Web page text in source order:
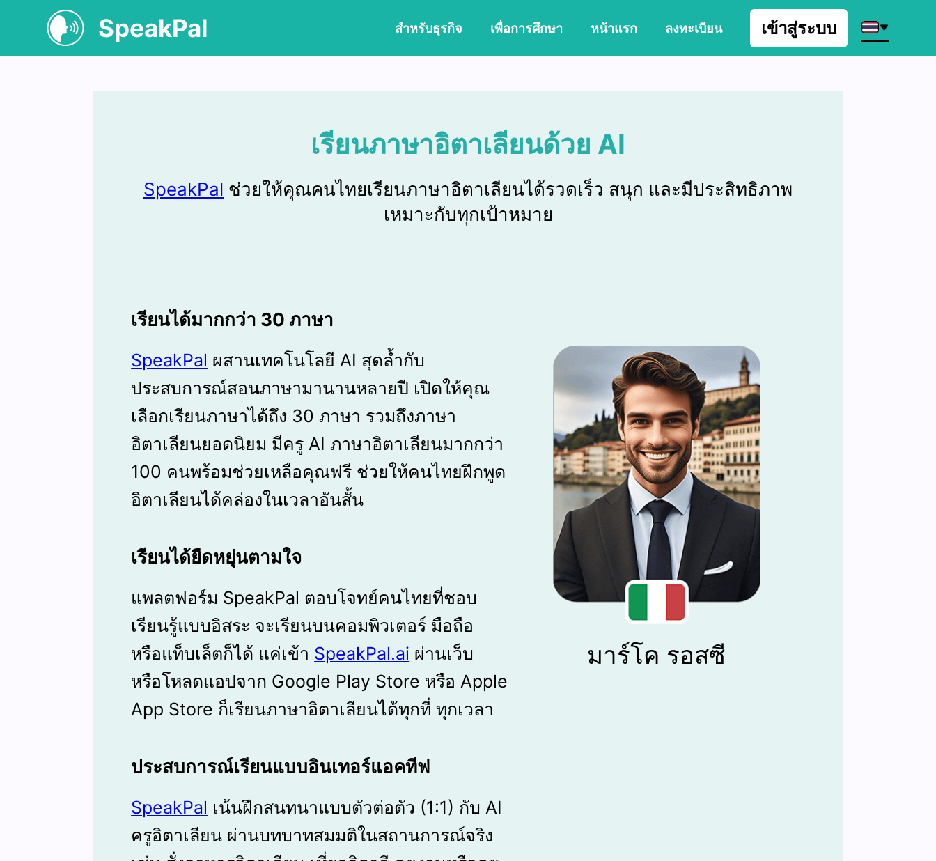
SpeakPal สำหรับธุรกิจ เพื่อการศึกษา หน้าแรก ลงทะเบียน เข้าสู่ระบบ
เรียนภาษาอิตาเลียนด้วย AI
SpeakPal ช่วยให้คุณคนไทยเรียนภาษาอิตาเลียนได้รวดเร็ว สนุก และมีประสิทธิภาพ
เหมาะกับทุกเป้าหมาย
เรียนได้มากกว่า 30 ภาษา
SpeakPal ผสานเทคโนโลยี AI สุดล้ำกับ
ประสบการณ์สอนภาษามานานหลายปี เปิดให้คุณ
เลือกเรียนภาษาได้ถึง 30 ภาษา รวมถึงภาษา
อิตาเลียนยอดนิยม มีครู AI ภาษาอิตาเลียนมากกว่า
100 คนพร้อมช่วยเหลือคุณฟรี ช่วยให้คนไทยฝึกพูด
อิตาเลียนได้คล่องในเวลาอันสั้น
เรียนได้ยืดหยุ่นตามใจ
แพลตฟอร์ม SpeakPal ตอบโจทย์คนไทยที่ชอบ
เรียนรู้แบบอิสระ จะเรียนบนคอมพิวเตอร์ มือถือ
หรือแท็บเล็ตก็ได้ แค่เข้า SpeakPal.ai ผ่านเว็บ
หรือโหลดแอปจาก Google Play Store หรือ Apple
App Store ก็เรียนภาษาอิตาเลียนได้ทุกที่ ทุกเวลา
ประสบการณ์เรียนแบบอินเทอร์แอคทีฟ
SpeakPal เน้นฝึกสนทนาแบบตัวต่อตัว (1:1) กับ AI
ครูอิตาเลียน ผ่านบทบาทสมมติในสถานการณ์จริง
มาร์โค รอสซี